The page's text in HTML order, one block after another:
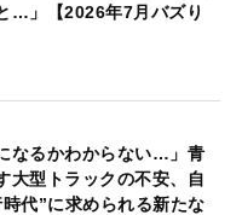
…」【2026年7月バズり
なるかわからない…」青
大型トラックの不安、自
代”に求められる新たな